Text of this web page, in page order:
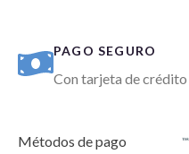
PAGO SEGURO
Con tarjeta de crédito
Métodos de pago